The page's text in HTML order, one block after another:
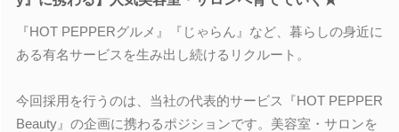
『HOT PEPPERグルメ』『じゃらん』など、暮らしの身近に
ある有名サービスを生み出し続けるリクルート。
今回採用を行うのは、当社の代表的サービス『HOT PEPPER
Beauty』の企画に携わるポジションです。美容室・サロンを